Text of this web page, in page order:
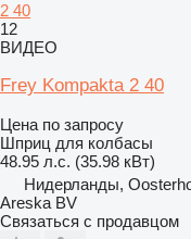
2 40
12
ВИДЕО
Frey Kompakta 2 40
Цена по запросу
Шприц для колбасы
48.95 л.с. (35.98 кВт)
Нидерланды,
Areska BV
Связаться с продавцом